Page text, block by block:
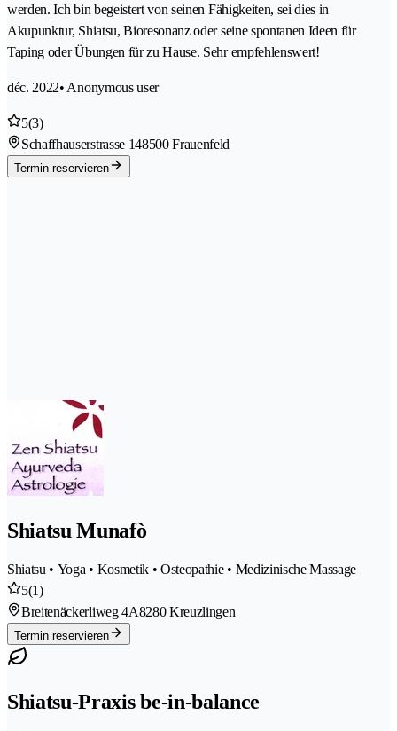
werden. Ich bin begeistert von seinen Fähigkeiten, sei dies in
Akupunktur, Shiatsu, Bioresonanz oder seine spontanen Ideen für
Taping oder Übungen für zu Hause. Sehr empfehlenswert!
déc. 2022• Anonymous user
5(3)
Schaffhauserstrasse 148500 Frauenfeld
Termin reservieren
Shiatsu Munafò
Shiatsu • Yoga • Kosmetik • Osteopathie • Medizinische Massage
5(1)
Breitenäckerliweg 4A8280 Kreuzlingen
Termin reservieren
Shiatsu-Praxis be-in-balance